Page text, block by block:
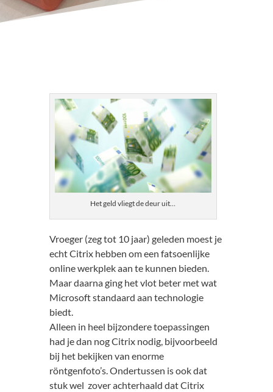
Het geld vliegt de deur uit…
Vroeger (zeg tot 10 jaar) geleden moest je
echt Citrix hebben om een fatsoenlijke
online werkplek aan te kunnen bieden.
Maar daarna ging het vlot beter met wat
Microsoft standaard aan technologie
biedt.
Alleen in heel bijzondere toepassingen
had je dan nog Citrix nodig, bijvoorbeeld
bij het bekijken van enorme
röntgenfoto’s. Ondertussen is ook dat
stuk wel zover achterhaald dat Citrix